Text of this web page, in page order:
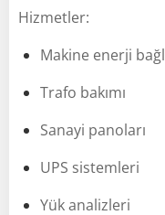
Hizmetler:
Makine enerji
Trafo bakımı
Sanayi panoları
UPS sistemleri
Yük analizleri